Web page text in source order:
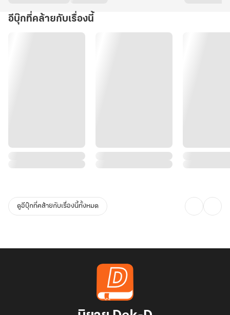
อีบุ๊กที่คล้ายกับเรื่องนี้
ดูอีบุ๊กที่คล้ายกับเรื่องนี้ทั้งหมด